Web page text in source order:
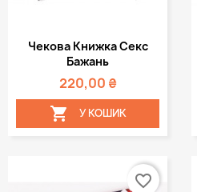
Чекова Книжка Секс
Бажань
220,00 ₴
 У КОШИК
favorite_border